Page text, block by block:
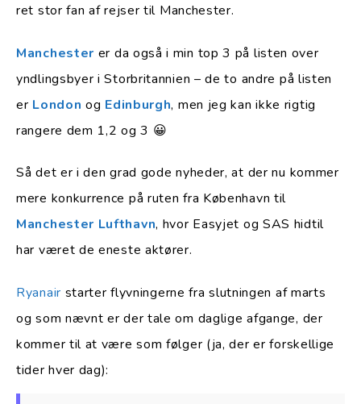
ret stor fan af rejser til Manchester.
Manchester er da også i min top 3 på listen over
yndlingsbyer i Storbritannien – de to andre på listen
er London og Edinburgh, men jeg kan ikke rigtig
rangere dem 1,2 og 3 😀
Så det er i den grad gode nyheder, at der nu kommer
mere konkurrence på ruten fra København til
Manchester Lufthavn, hvor Easyjet og SAS hidtil
har været de eneste aktører.
Ryanair starter flyvningerne fra slutningen af marts
og som nævnt er der tale om daglige afgange, der
kommer til at være som følger (ja, der er forskellige
tider hver dag):